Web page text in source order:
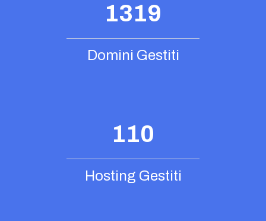
1319
Domini Gestiti
110
Hosting Gestiti